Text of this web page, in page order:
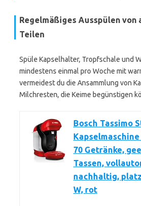
Regelmäßiges Ausspülen von
Teilen
Spüle Kapselhalter, Tropfschale und
mindestens einmal pro Woche mit
vermeidest du die Ansammlung von
Milchresten, die Keime begünstigen
Bosch Tassimo
Kapselmaschine
70 Getränke,
Tassen,
nachhaltig,
W, rot